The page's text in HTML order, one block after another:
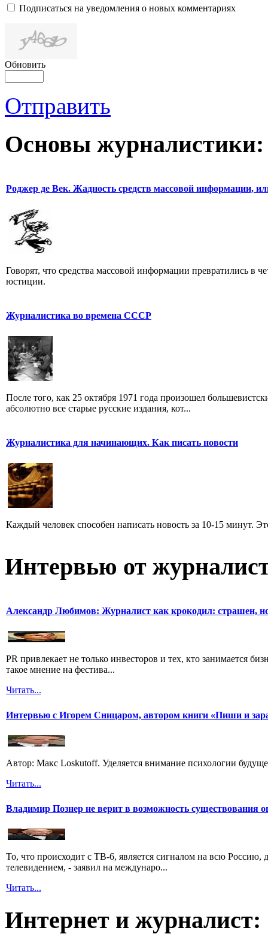
Подписаться на уведомления о новых комментариях
Обновить
Отправить
Основы журналистики:
Роджер де Век. Жадность средств массовой информации,
Говорят, что средства массовой информации превратились в
юстиции.
Журналистика во времена СССР
После того, как 25 октября 1971 года произошел
абсолютно все старые русские издания, кот...
Журналистика для начинающих. Как писать новости
Каждый человек способен написать новость за 10-15 минут.
Интервью от
Александр Любимов: Журналист как крокодил: страшен,
PR привлекает не только инвесторов и тех, кто занимается
такое мнение на фестива...
Читать...
Интервью с Игорем Сницаром, автором книги «Пиши и
Автор: Макс Loskutoff. Уделяется внимание психологии
Читать...
Владимир Познер не верит в возможность существования
То, что происходит с ТВ-6, является сигналом на всю
телевидением, - заявил на междунаро...
Читать...
Интернет и журналист: